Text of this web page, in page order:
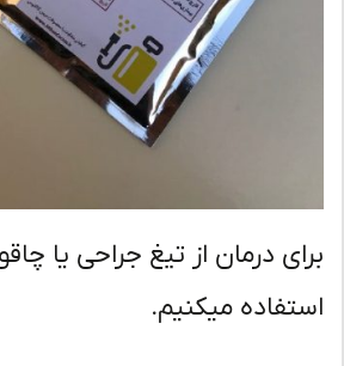
درمان از تیغ جراحی یا چاقوی
میکنیم.